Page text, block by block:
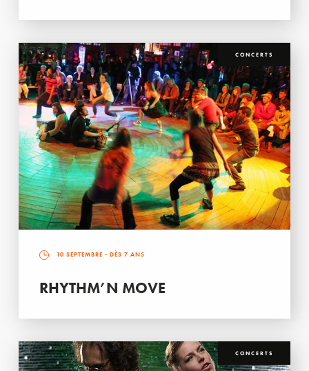
CONCERTS
10 SEPTEMBRE - DÈS 7 ANS
RHYTHM’N MOVE
CONCERTS